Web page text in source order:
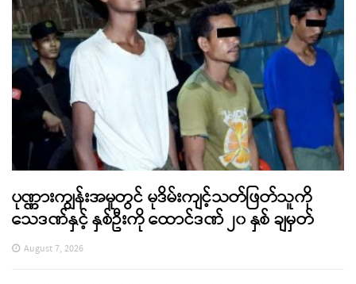
ပုဏ္ဏားကျွန်းအမှုတွင် မုဒိမ်းကျင့်သတ်ဖြတ်သူကို
သေဒဏ်နှင့် နှစ်ဦးကို ထောင်ဒဏ် ၂၀ နှစ် ချမှတ်
August 7, 2026